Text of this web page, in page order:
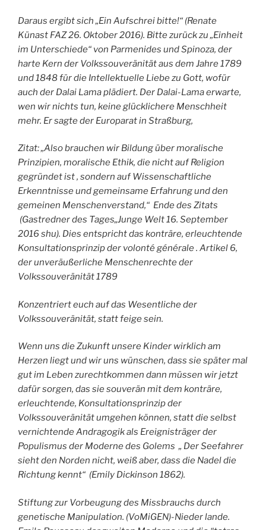
Daraus ergibt sich „Ein Aufschrei bitte!“ (Renate
Künast FAZ 26. Oktober 2016). Bitte zurück zu „Einheit
im Unterschiede“ von Parmenides und Spinoza, der
harte Kern der Volkssouveränität aus dem Jahre 1789
und 1848 für die Intellektuelle Liebe zu Gott, wofür
auch der Dalai Lama plädiert. Der Dalai-Lama erwarte,
wen wir nichts tun, keine glücklichere Menschheit
mehr. Er sagte der Europarat in Straßburg,
Zitat: „Also brauchen wir Bildung über moralische
Prinzipien, moralische Ethik, die nicht auf Religion
gegründet ist , sondern auf Wissenschaftliche
Erkenntnisse und gemeinsame Erfahrung und den
gemeinen Menschenverstand,“ Ende des Zitats
(Gastredner des Tages„Junge Welt 16. September
2016 shu). Dies entspricht das konträre, erleuchtende
Konsultationsprinzip der volonté générale . Artikel 6,
der unveräußerliche Menschenrechte der
Volkssouveränität 1789
Konzentriert euch auf das Wesentliche der
Volkssouveränität, statt feige sein.
Wenn uns die Zukunft unsere Kinder wirklich am
Herzen liegt und wir uns wünschen, dass sie später mal
gut im Leben zurechtkommen dann müssen wir jetzt
dafür sorgen, das sie souverän mit dem konträre,
erleuchtende, Konsultationsprinzip der
Volkssouveränität umgehen können, statt die selbst
vernichtende Andragogik als Ereignisträger der
Populismus der Moderne des Golems „ Der Seefahrer
sieht den Norden nicht, weiß aber, dass die Nadel die
Richtung kennt“ (Emily Dickinson 1862).
Stiftung zur Vorbeugung des Missbrauchs durch
genetische Manipulation. (VoMiGEN)-Nieder lande.